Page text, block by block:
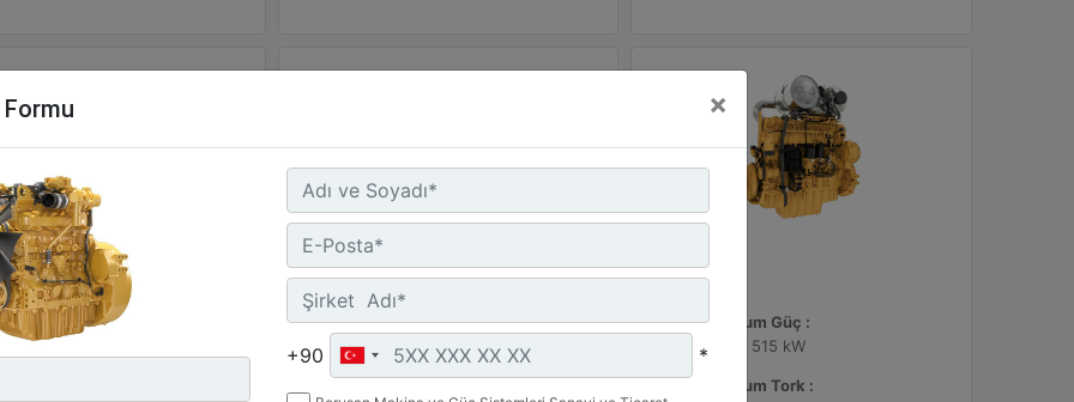
Güç :
hp - 746 kW
C32B
Maksimum Güç :
1200 hp - 895 kW
C13D
Maksimum Güç :
690 hp - 515 kW
Maksimum Tork :
×
+90 *